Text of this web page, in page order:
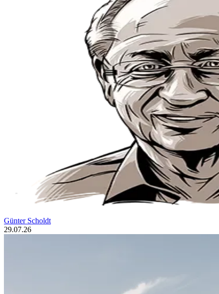
Günter Scholdt
29.07.26